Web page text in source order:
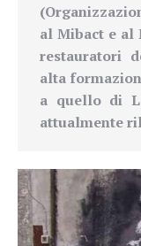
al Mibact e al
restauratori
alta
a quello di
attualmente